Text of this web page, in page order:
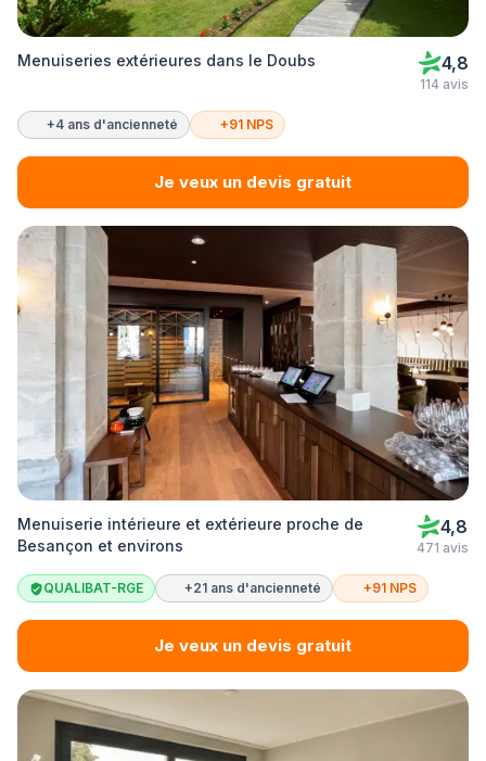
Menuiseries extérieures dans le Doubs 4,8
114 avis
+4 ans d'ancienneté +91 NPS
Je veux un devis gratuit
Menuiserie intérieure et extérieure proche de
Besançon et environs
4,8
471 avis
QUALIBAT-RGE +21 ans d'ancienneté +91 NPS
Je veux un devis gratuit